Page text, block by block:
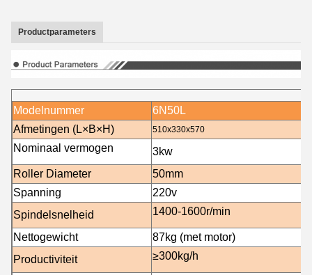
Productparameters
Modelnummer
6N50L
Afmetingen (L×B×H)
510x330x570
Nominaal vermogen 3kw
Roller Diameter
50mm
Spanning
220v
Spindelsnelheid
1400-1600r/min
Nettogewicht
87kg (met motor)
Productiviteit
≥300kg/h